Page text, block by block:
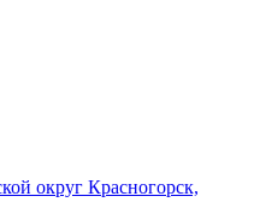
округ Красногорск,